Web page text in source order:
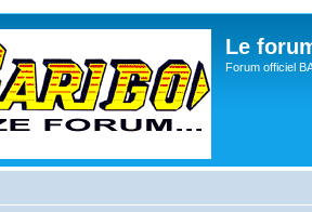
Le
Forum officiel